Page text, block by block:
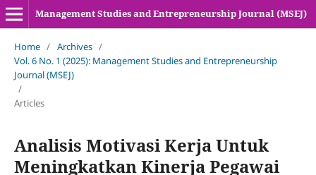
Management Studies and Entrepreneurship Journal (MSEJ)
Home / Archives /
Vol. 6 No. 1 (2025): Management Studies and Entrepreneurship
Journal (MSEJ)
/
Articles
Analisis Motivasi Kerja Untuk
Meningkatkan Kinerja Pegawai